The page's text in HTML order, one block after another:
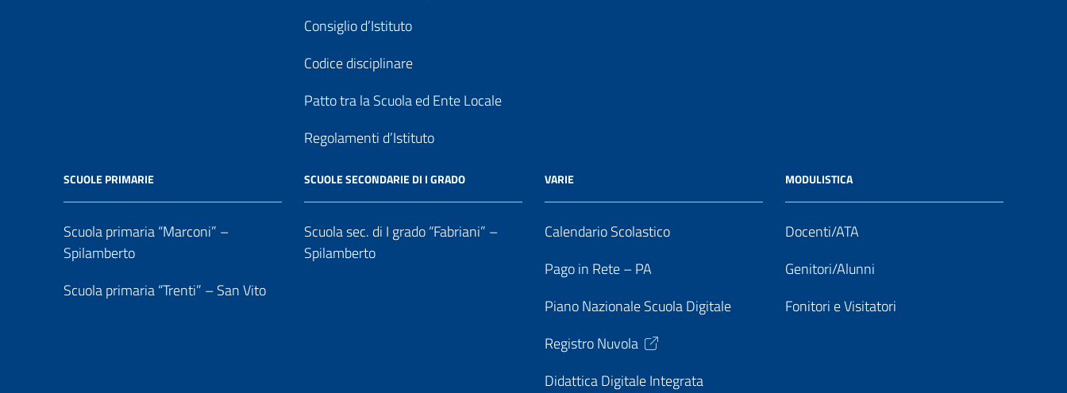
Consiglio d’Istituto
Codice disciplinare
Patto tra la Scuola ed Ente Locale
Regolamenti d’Istituto
SCUOLE PRIMARIE
Scuola primaria “Marconi” –
Spilamberto
Scuola primaria “Trenti” – San Vito
SCUOLE SECONDARIE DI I GRADO
Scuola sec. di I grado “Fabriani” –
Spilamberto
VARIE
Calendario Scolastico
Pago in Rete – PA
Piano Nazionale Scuola Digitale
Registro Nuvola
Didattica Digitale Integrata
MODULISTICA
Docenti/ATA
Genitori/Alunni
Fonitori e Visitatori